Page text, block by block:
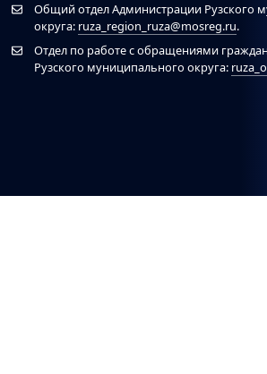
Общий отдел Администрации Рузского
округа: ruza_region_ruza@mosreg.ru.
Отдел по работе с обращениями
Рузского муниципального округа: